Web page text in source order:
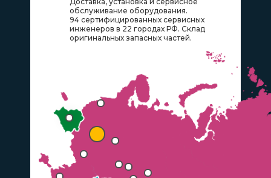
обслуживание оборудования.
94 сертифицированных сервисных
инженеров в 22 городах РФ. Склад
оригинальных запасных частей.